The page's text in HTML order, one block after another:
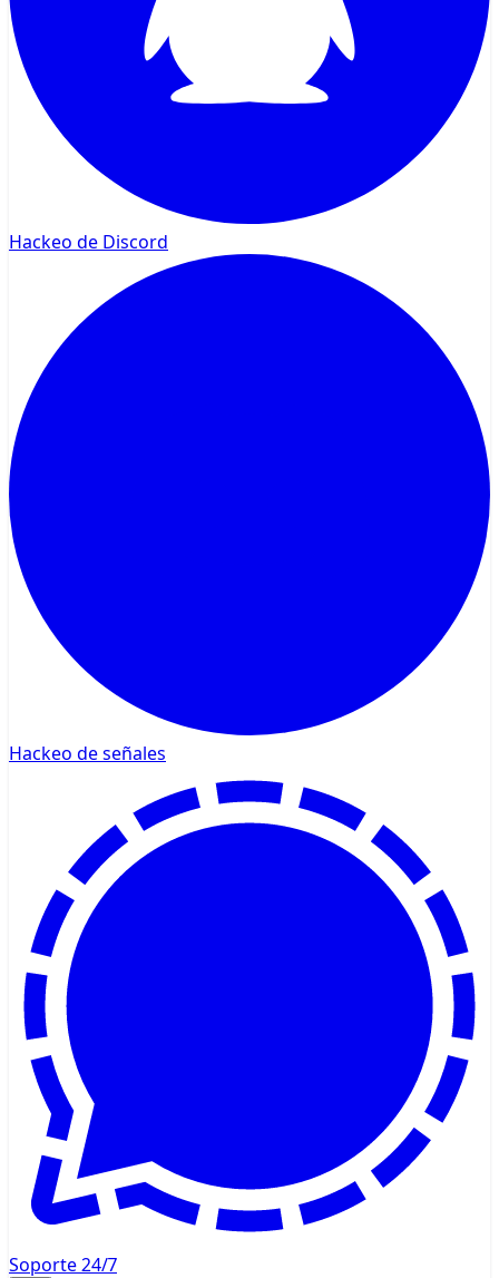
Hackeo de Discord
Hackeo de señales
Soporte 24/7